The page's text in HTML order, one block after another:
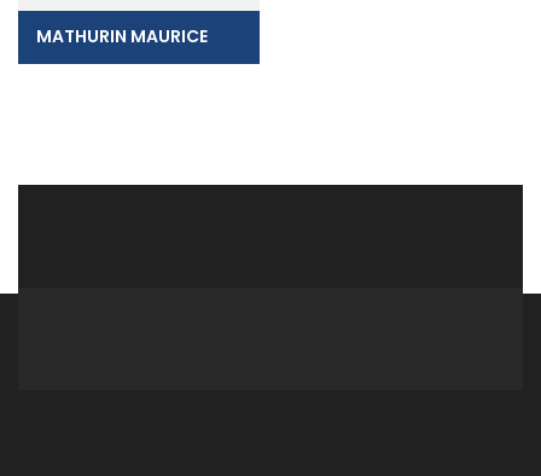
MATHURIN MAURICE